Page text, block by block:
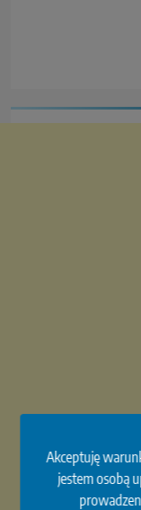
Akceptuję
jestem osobą